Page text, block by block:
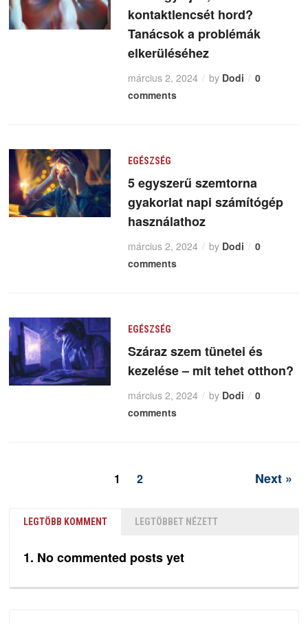
kontaktlencsét hord?
Tanácsok a problémák
elkerüléséhez
március 2, 2024 by Dodi
0
comments
EGÉSZSÉG
5 egyszerű szemtorna
gyakorlat napi számítógép
használathoz
március 2, 2024 by Dodi
0
comments
EGÉSZSÉG
Száraz szem tünetei és
kezelése – mit tehet otthon?
március 2, 2024 by Dodi
0
comments
1 2 Next »
LEGTÖBB KOMMENT LEGTÖBBET NÉZETT
No commented posts yet